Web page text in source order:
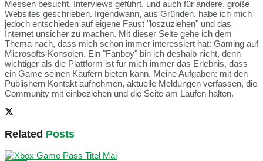
Messen besucht, Interviews geführt, und auch für andere, große
Websites geschrieben. Irgendwann, aus Gründen, habe ich mich
jedoch entschieden auf eigene Faust "loszuziehen" und das
Internet unsicher zu machen. Mit dieser Seite gehe ich dem
Thema nach, dass mich schon immer interessiert hat: Gaming auf
Microsofts Konsolen. Ein "Fanboy" bin ich deshalb nicht, denn
wichtiger als die Plattform ist für mich immer das Erlebnis, dass
ein Game seinen Käufern bieten kann. Meine Aufgaben: mit den
Publishern Kontakt aufnehmen, aktuelle Meldungen verfassen, die
Community mit einbeziehen und die Seite am Laufen halten.
Related Posts